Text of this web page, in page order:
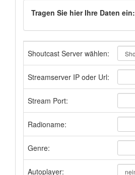
Tragen Sie hier Ihre Daten ein:
Shoutcast Server wählen:
Streamserver IP oder Url:
Stream Port:
Radioname:
Genre:
Autoplayer: